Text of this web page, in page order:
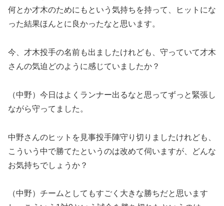
何とか才木のためにもという気持ちを持って、ヒットにな
った結果ほんとに良かったなと思います。
今、才木投手の名前も出ましたけれども、守っていて才木
さんの気迫どのように感じていましたか？
（中野）今日はよくランナー出るなと思ってずっと緊張し
ながら守ってました。
中野さんのヒットを見事投手陣守り切りましたけれども、
こういう中で勝てたというのは改めて伺いますが、どんな
お気持ちでしょうか？
（中野）チームとしてもすごく大きな勝ちだと思います